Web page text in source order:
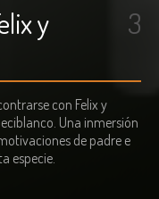
y
3
con Felix y
Una inmersión
de padre e
especie.